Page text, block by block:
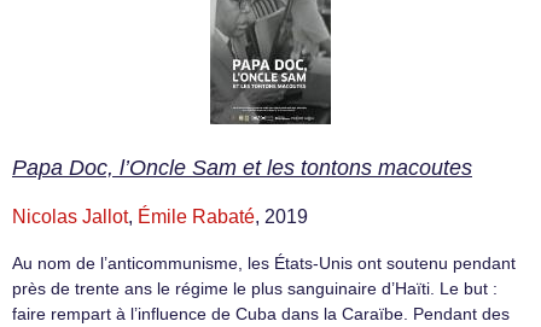
Papa Doc, l’Oncle Sam et les tontons macoutes
Nicolas Jallot, Émile Rabaté, 2019
Au nom de l’anticommunisme, les États-Unis ont soutenu pendant
près de trente ans le régime le plus sanguinaire d’Haïti. Le but :
faire rempart à l’influence de Cuba dans la Caraïbe. Pendant des